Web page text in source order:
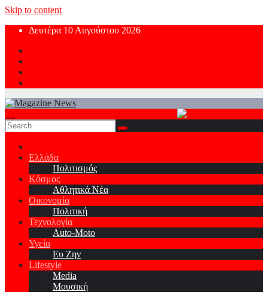
Skip to content
Δευτέρα 10 Αυγούστου 2026
Ελλάδα
Πολιτισμός
Κόσμος
Αθλητικά Νέα
Οικονομία
Πολιτική
Τεχνολογία
Auto-Moto
Υγεία
Ευ Ζην
Lifestyle
Media
Μουσική